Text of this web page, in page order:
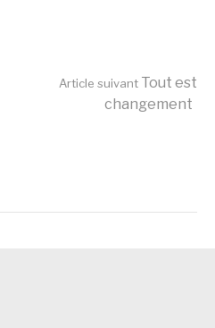
Article suivant Tout est
changement